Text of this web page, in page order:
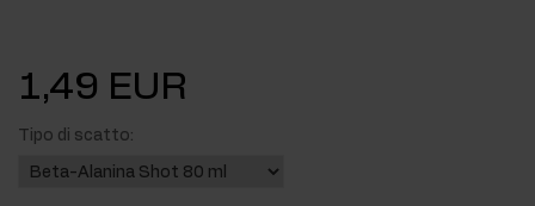
1,49 EUR
Tipo di scatto: